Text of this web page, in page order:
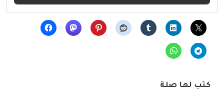
كتب لها صلة